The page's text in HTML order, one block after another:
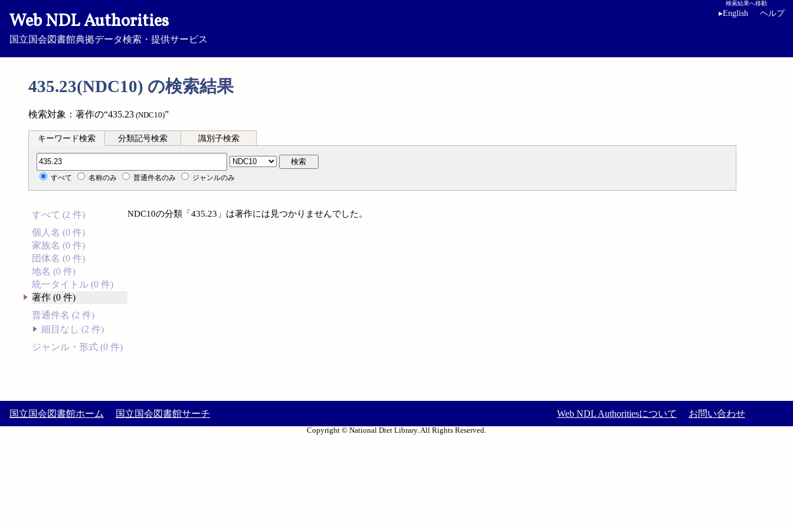
Web NDL Authorities
国立国会図書館典拠データ検索・提供サービス
検索結果へ移動
▸English ヘルプ
435.23(NDC10) の検索結果
検索対象：著作の“435.23 (NDC10)”
キーワード検索 分類記号検索 識別子検索
分類記号検索 検索
すべて 名称のみ 普通件名のみ ジャンルのみ
すべて (2 件)
個人名 (0 件)
家族名 (0 件)
団体名 (0 件)
地名 (0 件)
統一タイトル (0 件)
著作 (0 件)
普通件名 (2 件)
細目なし (2 件)
ジャンル・形式 (0 件)
NDC10の分類「435.23」は著作には見つかりませんでした。
国立国会図書館ホーム 国立国会図書館サーチ Web NDL Authoritiesについて お問い合わせ
Copyright © National Diet Library. All Rights Reserved.